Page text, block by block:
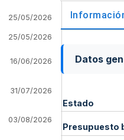
25/05/2026
25/05/2026
16/06/2026
31/07/2026
03/08/2026
Datos
Estado
Presupuesto